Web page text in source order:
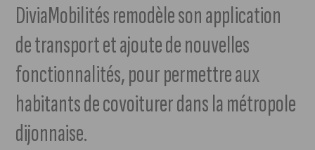
DiviaMobilités remodèle son application
de transport et ajoute de nouvelles
fonctionnalités, pour permettre aux
habitants de covoiturer dans la métropole
dijonnaise.